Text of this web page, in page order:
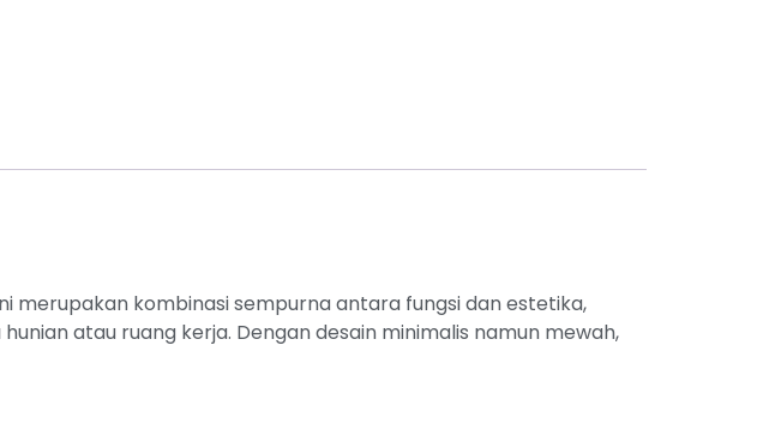
merupakan kombinasi sempurna antara fungsi dan estetika,
atau ruang kerja. Dengan desain minimalis namun mewah,